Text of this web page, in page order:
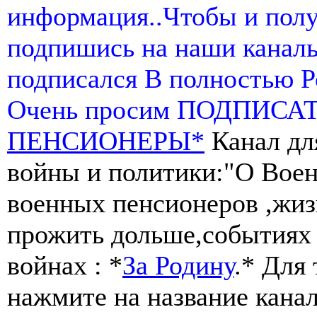
информация..Чтобы и
подпишись на наши
подписался В полностью
Очень просим
ПЕНСИОНЕРЫ* Канал
войны и политики:"О
военных пенсионеров
прожить
войнах : *За Родину.* Для
нажмите на название